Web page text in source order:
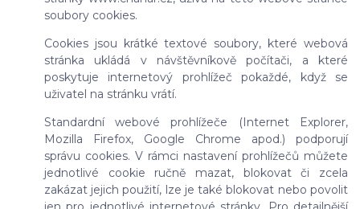
soubory cookies.
Cookies jsou krátké textové soubory, které webová
stránka ukládá v návštěvníkově počítači, a které
poskytuje internetový prohlížeč pokaždé, když se
uživatel na stránku vrátí.
Standardní webové prohlížeče (Internet Explorer,
Mozilla Firefox, Google Chrome apod.) podporují
správu cookies. V rámci nastavení prohlížečů můžete
jednotlivé cookie ručně mazat, blokovat či zcela
zakázat jejich použití, lze je také blokovat nebo povolit